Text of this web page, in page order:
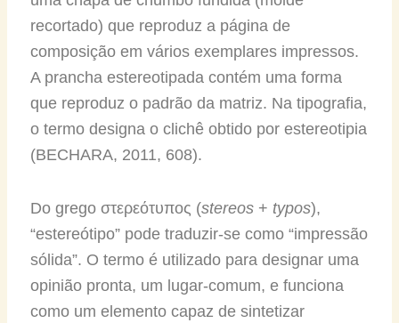
recortado) que reproduz a página de
composição em vários exemplares impressos.
A prancha estereotipada contém uma forma
que reproduz o padrão da matriz. Na tipografia,
o termo designa o clichê obtido por estereotipia
(BECHARA, 2011, 608).
Do grego στερεότυπος (stereos+ typos),
“estereótipo” pode traduzir-se como “impressão
sólida”. O termo é utilizado para designar uma
opinião pronta, um lugar-comum, e funciona
como um elemento capaz de sintetizar